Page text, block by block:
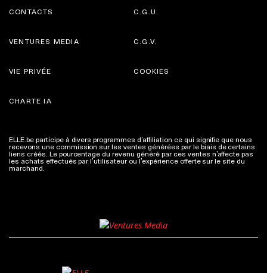
CONTACTS
VENTURES MEDIA
C.G.U.
C.G.V.
VIE PRIVÉE
CHARTE IA
COOKIES
ELLE.be participe à divers programmes d’affiliation ce qui signifie que nous
recevons une commission sur les ventes générées par le biais de certains
liens créés. Le pourcentage du revenu généré par ces ventes n’affecte pas
les achats effectués par l’utilisateur ou l’expérience offerte sur le site du
marchand. Plus d'infos